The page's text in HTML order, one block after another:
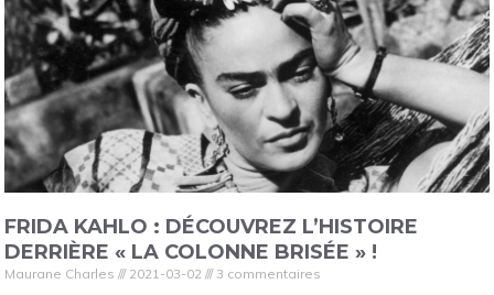
FRIDA KAHLO : DÉCOUVREZ L’HISTOIRE
DERRIÈRE « LA COLONNE BRISÉE » !
Maurane Charles 2021-03-02 3 commentaires